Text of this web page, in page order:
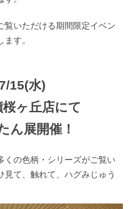
覧いただける期間限定イベン
す。
15(水)
ヶ丘店にて
ん展開催！
くの色柄・シリーズがご覧い
見て、触れて、ハグみじゅう